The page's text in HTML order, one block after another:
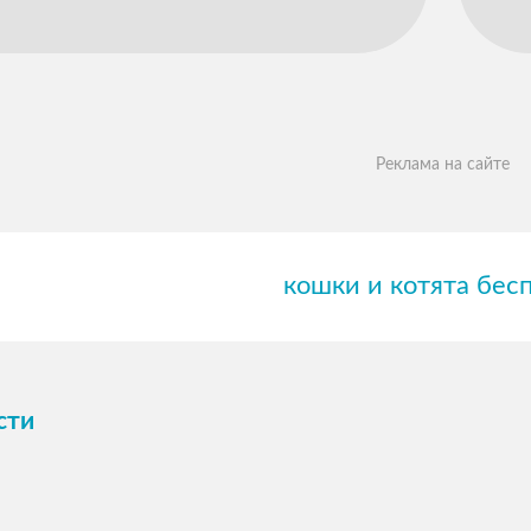
Реклама на сайте
кошки и котята